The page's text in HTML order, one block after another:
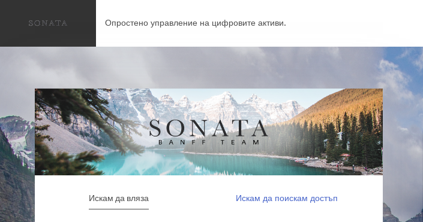
Опростено управление на цифровите активи.
Искам да вляза Искам да поискам достъп